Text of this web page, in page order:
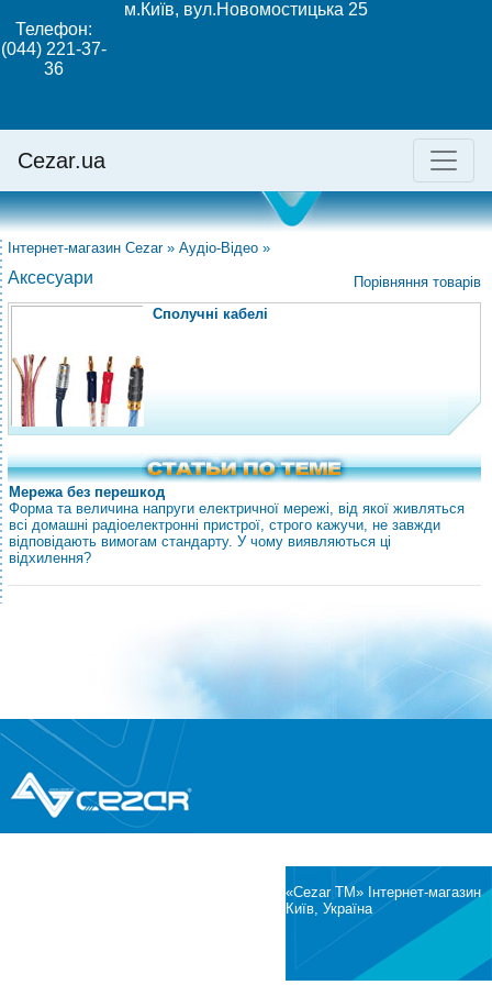
м.Київ, вул.Новомостицька 25
Телефон:
(044) 221-37-
36
Cezar.ua
Інтернет-магазин Cezar » Аудіо-Відео »
Аксесуари
Порівняння товарів
Сполучні кабелі
Мережа без перешкод
Форма та величина напруги електричної мережі, від якої живляться
всі домашні радіоелектронні пристрої, строго кажучи, не завжди
відповідають вимогам стандарту. У чому виявляються ці
відхилення?
®
«Cezar TM» Інтернет-магазин
Київ, Україна